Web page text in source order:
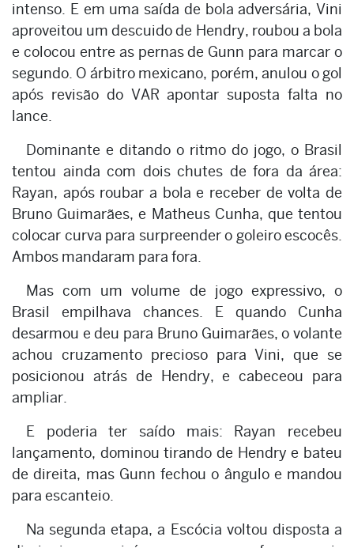
intenso. E em uma saída de bola adversária, Vini
aproveitou um descuido de Hendry, roubou a bola
e colocou entre as pernas de Gunn para marcar o
segundo. O árbitro mexicano, porém, anulou o gol
após revisão do VAR apontar suposta falta no
lance.
Dominante e ditando o ritmo do jogo, o Brasil
tentou ainda com dois chutes de fora da área:
Rayan, após roubar a bola e receber de volta de
Bruno Guimarães, e Matheus Cunha, que tentou
colocar curva para surpreender o goleiro escocês.
Ambos mandaram para fora.
Mas com um volume de jogo expressivo, o
Brasil empilhava chances. E quando Cunha
desarmou e deu para Bruno Guimarães, o volante
achou cruzamento precioso para Vini, que se
posicionou atrás de Hendry, e cabeceou para
ampliar.
E poderia ter saído mais: Rayan recebeu
lançamento, dominou tirando de Hendry e bateu
de direita, mas Gunn fechou o ângulo e mandou
para escanteio.
Na segunda etapa, a Escócia voltou disposta a